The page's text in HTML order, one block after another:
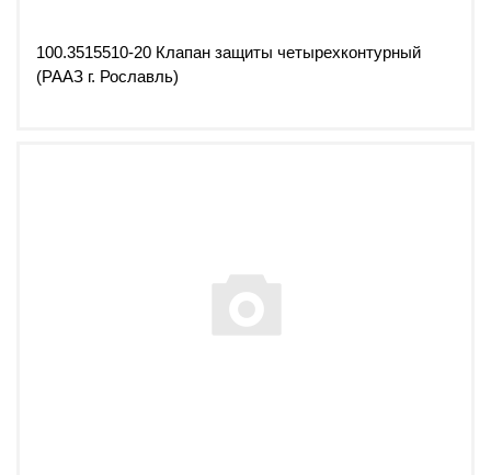
100.3515510-20 Клапан защиты четырехконтурный
(РААЗ г. Рославль)